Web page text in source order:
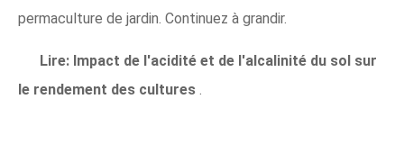
permaculture de jardin. Continuez à grandir.
Lire: Impact de l'acidité et de l'alcalinité du sol sur
le rendement des cultures .